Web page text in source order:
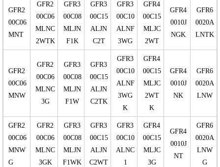
GFR2
00C06
MNT
GFR2
00C06
MLNC
2WTK
GFR3
00C08
MLJN
F1K
GFR3
00C15
ALJN
C2T
GFR3
00C10
ALNF
3WG
GFR4
00C15
MLJC
2WT
GFR4
0010J
NGK
GFR6
0020A
LNTK
GFR2
00C06
MNW
GFR2
00C06
MLNC
3G
GFR3
00C08
MLJN
F1W
GFR3
00C15
ALJN
C2TK
GFR3
00C10
ALNF
3WG
K
GFR4
00C15
MLJC
2WT
K
GFR4
0010J
NK
GFR6
0020A
LNW
GFR2
00C06
MNW
G
GFR2
00C06
MLNC
3GK
GFR3
00C08
MLJN
F1WK
GFR3
00C15
ALJN
C2WT
GFR3
00C10
ALNC
1
GFR4
00C15
MLJC
3G
GFR4
0010J
NT
GFR6
0020A
LNW
G